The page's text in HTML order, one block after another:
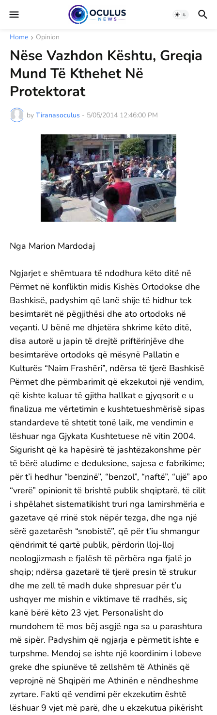
Home Opinion
Nëse Vazhdon Kështu, Greqia
Mund Të Kthehet Në
Protektorat
by Tiranasoculus - 5/05/2014 12:46:00 PM
Nga Marion Mardodaj
Ngjarjet e shëmtuara të ndodhura këto ditë në
Përmet në konfliktin midis Kishës Ortodokse dhe
Bashkisë, padyshim që lanë shije të hidhur tek
besimtarët në pëgjithësi dhe ato ortodoks në
veçanti. U bënë me dhjetëra shkrime këto ditë,
disa autorë u japin të drejtë priftërinjëve dhe
besimtarëve ortodoks që mësynë Pallatin e
Kulturës “Naim Frashëri”, ndërsa të tjerë Bashkisë
Përmet dhe përmbarimit që ekzekutoi një vendim,
që kishte kaluar të gjitha hallkat e gjyqsorit e u
finalizua me vërtetimin e kushtetueshmërisë sipas
standardeve të shtetit tonë laik, me vendimin e
lëshuar nga Gjykata Kushtetuese në vitin 2004.
Sigurisht që ka hapësirë të jashtëzakonshme për
të bërë aludime e deduksione, sajesa e fabrikime;
për t’i hedhur “benzinë”, “benzol”, “naftë”, “ujë” apo
“vrerë” opinionit të brishtë publik shqiptarë, të cilit
i shpëlahet sistematikisht truri nga lamirshmëria e
gazetave që rrinë stok nëpër tezga, dhe nga një
sërë gazetarësh “snobistë”, që për t’iu shmangur
qëndrimit të qartë publik, përdorin lloj-lloj
neologjizmash e fjalësh të përbëra nga fjalë jo
shqip; ndërsa gazetarë të tjerë presin të strukur
dhe me zell të madh duke shpresuar për t’u
ushqyer me mishin e viktimave të rradhës, siç
kanë bërë këto 23 vjet. Personalisht do
mundohem të mos bëj asgjë nga sa u parashtura
më sipër. Padyshim që ngjarja e përmetit ishte e
turpshme. Mendoj se ishte një koordinim i lobeve
greke dhe spiunëve të zellshëm të Athinës që
veprojnë në Shqipëri me Athinën e nëndheshme
zyrtare. Fakti që vendimi për ekzekutim është
lëshuar 9 vjet më parë, dhe u ekzekutua pikërisht